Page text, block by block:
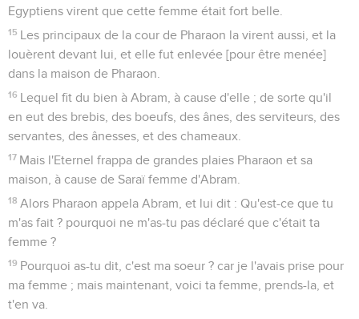
Egyptiens virent que cette femme était fort belle.
15 Les principaux de la cour de Pharaon la virent aussi, et la
louèrent devant lui, et elle fut enlevée [pour être menée]
dans la maison de Pharaon.
16 Lequel fit du bien à Abram, à cause d'elle ; de sorte qu'il
en eut des brebis, des boeufs, des ânes, des serviteurs, des
servantes, des ânesses, et des chameaux.
17 Mais l'Eternel frappa de grandes plaies Pharaon et sa
maison, à cause de Saraï femme d'Abram.
18 Alors Pharaon appela Abram, et lui dit : Qu'est-ce que tu
m'as fait ? pourquoi ne m'as-tu pas déclaré que c'était ta
femme ?
19 Pourquoi as-tu dit, c'est ma soeur ? car je l'avais prise pour
ma femme ; mais maintenant, voici ta femme, prends-la, et
t'en va.